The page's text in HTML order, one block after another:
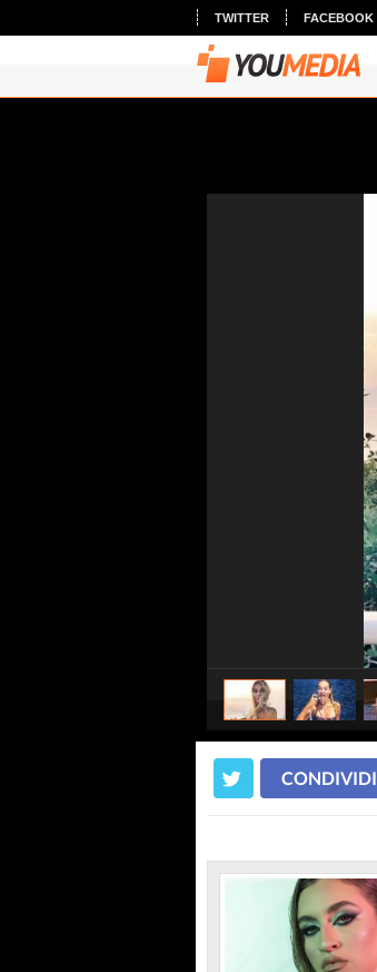
TWITTER FACEBOOK
CONDIVIDI